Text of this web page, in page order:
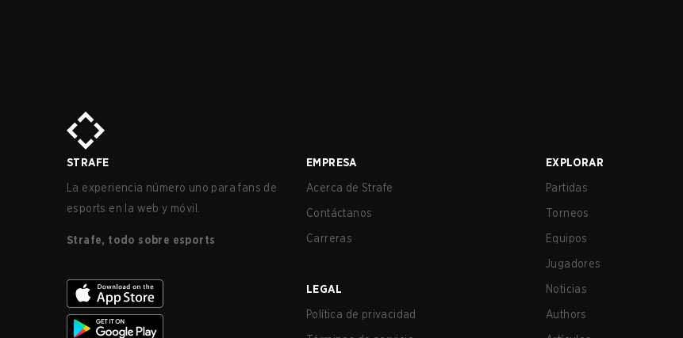
STRAFE
La experiencia número uno para fans de
esports en la web y móvil.
Strafe, todo sobre esports
EMPRESA
Acerca de Strafe
Contáctanos
Carreras
LEGAL
Política de privacidad
EXPLORAR
Partidas
Torneos
Equipos
Jugadores
Noticias
Authors